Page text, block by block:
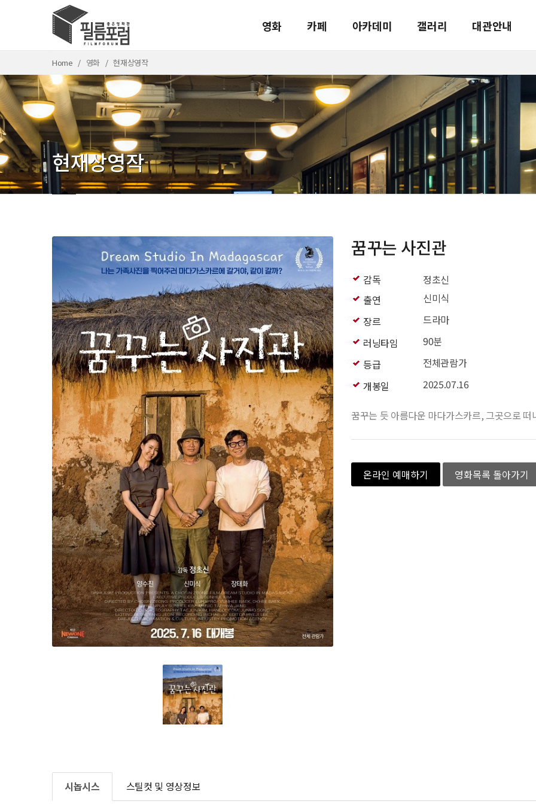
영화 카페 아카데미 갤러리 대관안내
Home 영화 현재상영작
현재상영작
꿈꾸는 사진관
감독
정초신
출연
신미식
장르
드라마
러닝타임
90분
등급
전체관람가
개봉일
2025.07.16
꿈꾸는 듯 아름다운 마다가스카르, 그곳으로 떠
온라인 예매하기 영화목록 돌아가기
시놉시스 스틸컷 및 영상정보